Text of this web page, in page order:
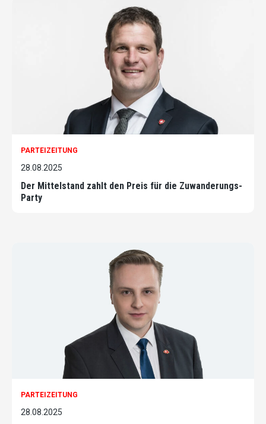
PARTEIZEITUNG
28.08.2025
Der Mittelstand zahlt den Preis für die Zuwanderungs-
Party
PARTEIZEITUNG
28.08.2025